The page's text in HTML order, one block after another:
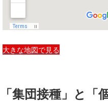
大きな地図で見る
「集団接種」と「